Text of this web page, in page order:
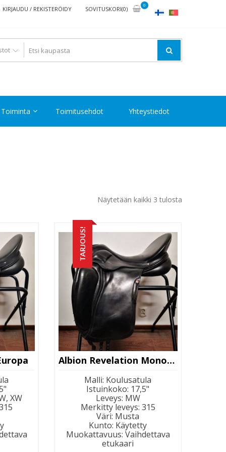
KIRJAUDU / REKISTERÖIDY SOVITUSKORI(0)
0
Toiminta Toimitusehdot Yhteystiedot
Näytetään kaikki 3 tulosta
XW
TARJOUS!
Albion Revelation Monoflap
Malli: Koulusatula
Istuinkoko: 17,5"
Leveys: MW
Merkitty leveys: 315
Väri: Musta
Kunto: Käytetty
Muokattavuus: Vaihdettava
etukaari